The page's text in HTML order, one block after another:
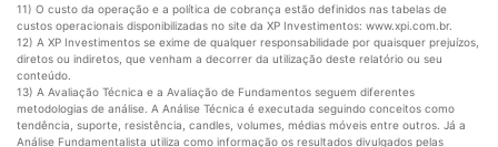
11) O custo da operação e a política de cobrança estão definidos nas tabelas de
custos operacionais disponibilizadas no site da XP Investimentos: www.xpi.com.br.
12) A XP Investimentos se exime de qualquer responsabilidade por quaisquer prejuízos,
diretos ou indiretos, que venham a decorrer da utilização deste relatório ou seu
conteúdo.
13) A Avaliação Técnica e a Avaliação de Fundamentos seguem diferentes
metodologias de análise. A Análise Técnica é executada seguindo conceitos como
tendência, suporte, resistência, candles, volumes, médias móveis entre outros. Já a
Análise Fundamentalista utiliza como informação os resultados divulgados pelas